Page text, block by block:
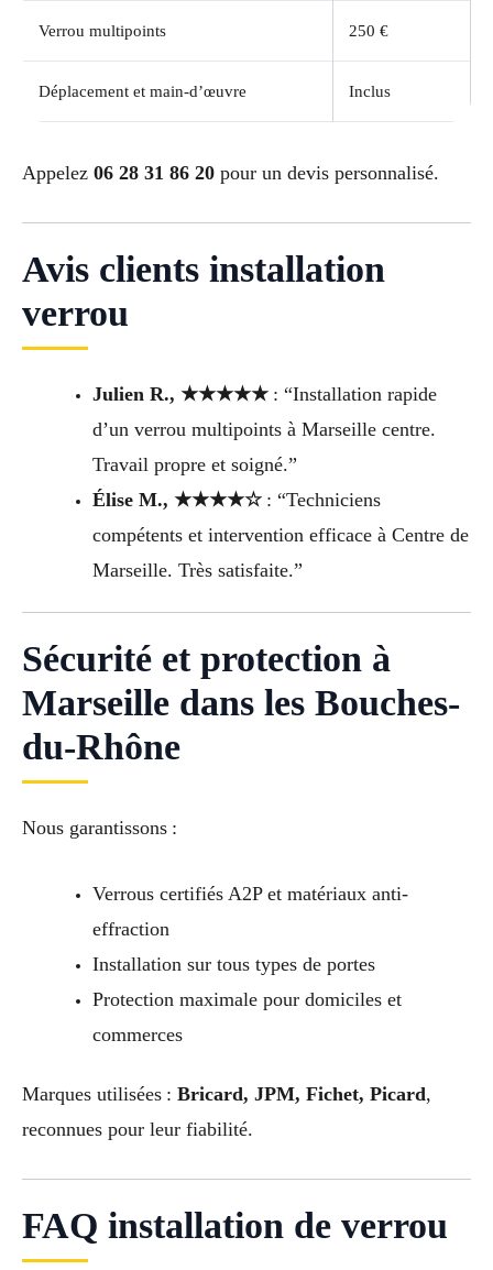
Verrou multipoints 250 €
Déplacement et main-d’œuvre Inclus
Appelez 06 28 31 86 20 pour un devis personnalisé.
Avis clients installation
verrou
Julien R., ★★★★★: “Installation rapide
d’un verrou multipoints à Marseille centre.
Travail propre et soigné.”
Élise M., ★★★★☆: “Techniciens
compétents et intervention efficace à Centre de
Marseille. Très satisfaite.”
Sécurité et protection à
Marseille dans les Bouches-
du-Rhône
Nous garantissons :
Verrous certifiés A2P et matériaux anti-
effraction
Installation sur tous types de portes
Protection maximale pour domiciles et
commerces
Marques utilisées : Bricard, JPM, Fichet, Picard,
reconnues pour leur fiabilité.
FAQ installation de verrou